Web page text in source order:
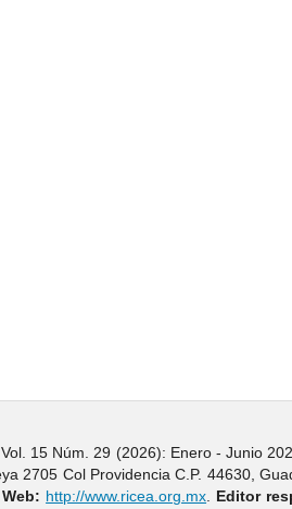
, Vol. 15 Núm. 29 (2026): Enero - Junio
2705 Col Providencia C.P. 44630,
Web: http://www.ricea.org.mx Editor